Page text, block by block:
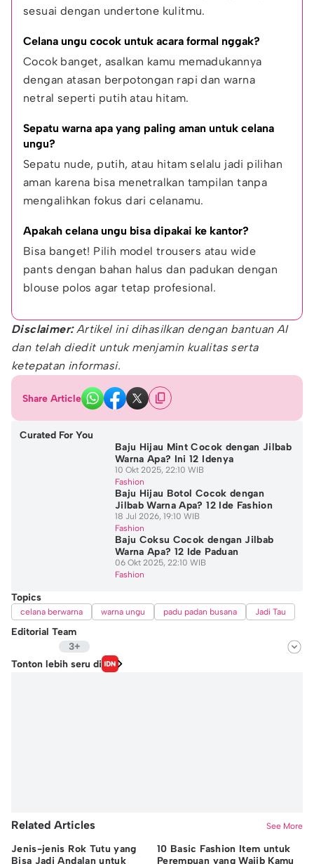
sesuai dengan undertone kulitmu.
Celana ungu cocok untuk acara formal nggak?
Cocok banget, asalkan kamu memadukannya
dengan atasan berpotongan rapi dan warna
netral seperti putih atau hitam.
Sepatu warna apa yang paling aman untuk celana
ungu?
Sepatu nude, putih, atau hitam selalu jadi pilihan
aman karena bisa menetralkan tampilan tanpa
mengalihkan fokus dari celanamu.
Apakah celana ungu bisa dipakai ke kantor?
Bisa banget! Pilih model trousers atau wide
pants dengan bahan halus dan padukan dengan
blouse polos agar tetap profesional.
Disclaimer:Artikel ini dihasilkan dengan bantuan AI
dan telah diedit untuk menjamin kualitas serta
ketepatan informasi.
Share Article
Curated For You
Baju Hijau Mint Cocok dengan Jilbab
Warna Apa? Ini 12 Idenya
10 Okt 2025, 22:10 WIB
Fashion
Baju Hijau Botol Cocok dengan
Jilbab Warna Apa? 12 Ide Fashion
18 Jul 2026, 19:10 WIB
Fashion
Baju Coksu Cocok dengan Jilbab
Warna Apa? 12 Ide Paduan
06 Okt 2025, 22:10 WIB
Fashion
Topics
celana berwarna warna ungu padu padan busana Jadi Tau
Editorial Team
3+
Editor
Hidayat Taufik
Jidan Nanda Lesmana
Editor
Angel Rinella
Tonton lebih seru di
Related Articles See More
Jenis-jenis Rok Tutu yang
Bisa Jadi Andalan untuk
10 Basic Fashion Item untuk
Perempuan yang Wajib Kamu